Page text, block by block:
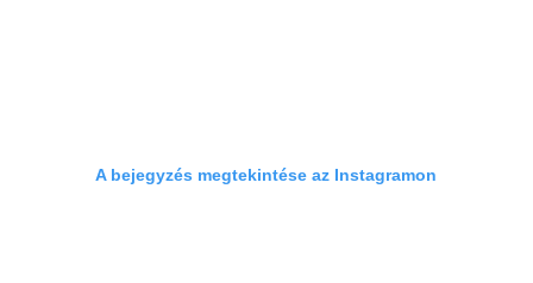
A bejegyzés megtekintése az Instagramon